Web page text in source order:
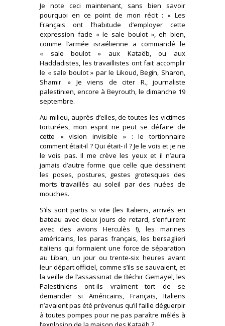
Je note ceci maintenant, sans bien savoir
pourquoi en ce point de mon récit : « Les
Français ont l’habitude d’employer cette
expression fade « le sale boulot », eh bien,
comme l’armée israélienne a commandé le
« sale boulot » aux Kataëb, ou aux
Haddadistes, les travaillistes ont fait accomplir
le « sale boulot » par le Likoud, Begin, Sharon,
Shamir. » Je viens de citer R., journaliste
palestinien, encore à Beyrouth, le dimanche 19
septembre.
Au milieu, auprès d’elles, de toutes les victimes
torturées, mon esprit ne peut se défaire de
cette « vision invisible » : le tortionnaire
comment était-il ? Qui était- il ? Je le vois et je ne
le vois pas. Il me crève les yeux et il n’aura
jamais d’autre forme que celle que dessinent
les poses, postures, gestes grotesques des
morts travaillés au soleil par des nuées de
mouches.
S’ils sont partis si vite (les Italiens, arrivés en
bateau avec deux jours de retard, s’enfuirent
avec des avions Herculès !), les marines
américains, les paras français, les bersaglieri
italiens qui formaient une force de séparation
au Liban, un jour ou trente-six heures avant
leur départ officiel, comme s’ils se sauvaient, et
la veille de l’assassinat de Béchir Gemayel, les
Palestiniens ont-ils vraiment tort de se
demander si Américains, Français, Italiens
n’avaient pas été prévenus qu’il faille déguerpir
à toutes pompes pour ne pas paraître mêlés à